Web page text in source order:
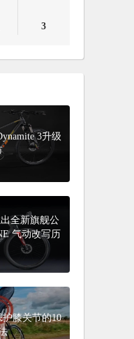
3
3升级
全新旗舰公
气动改写历
膝关节的10